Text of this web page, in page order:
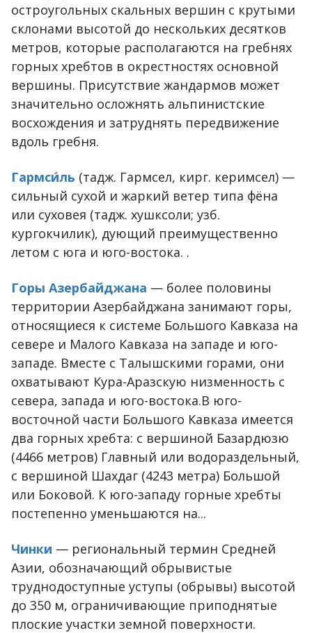
остроугольных скальных вершин с крутыми
склонами высотой до нескольких десятков
метров, которые располагаются на гребнях
горных хребтов в окрестностях основной
вершины. Присутствие жандармов может
значительно осложнять альпинистские
восхождения и затруднять передвижение
вдоль гребня.
Гармси́ль (тадж. Гармсел, кирг. керимсел) —
сильный сухой и жаркий ветер типа фёна
или суховея (тадж. хушксоли; узб.
кургокчилик), дующий преимущественно
летом с юга и юго-востока. .
Горы Азербайджана — более половины
территории Азербайджана занимают горы,
относящиеся к системе Большого Кавказа на
севере и Малого Кавказа на западе и юго-
западе. Вместе с Талышскими горами, они
охватывают Кура-Аразскую низменность с
севера, запада и юго-востока.В юго-
восточной части Большого Кавказа имеется
два горных хребта: с вершиной Базардюзю
(4466 метров) Главный или водораздельный,
с вершиной Шахдаг (4243 метра) Большой
или Боковой. К юго-западу горные хребты
постепенно уменьшаются на...
Чинки — региональный термин Средней
Азии, обозначающий обрывистые
труднодоступные уступы (обрывы) высотой
до 350 м, ограничивающие приподнятые
плоские участки земной поверхности.